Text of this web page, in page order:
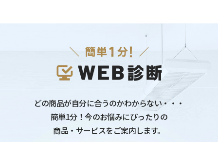
どの商品が自分に合うのかわからない・・・
簡単1分！今のお悩みにぴったりの
商品・サービスをご案内します。